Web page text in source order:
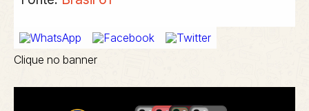
Clique no banner